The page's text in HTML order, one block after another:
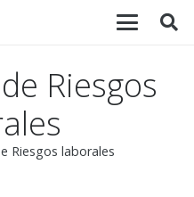
Riesgos
Riesgos laborales